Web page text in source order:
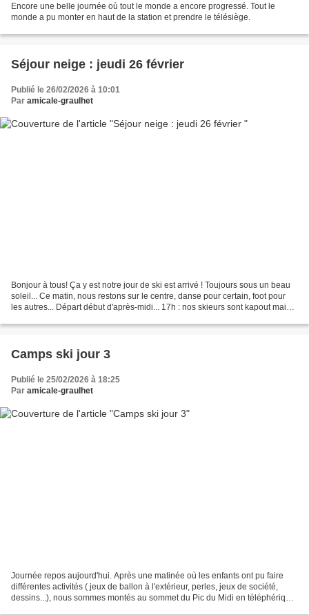
Encore une belle journée où tout le monde a encore progressé. Tout le
monde a pu monter en haut de la station et prendre le télésiège.
Séjour neige : jeudi 26 février
Publié le 26/02/2026 à 10:01
Par amicale-graulhet
Bonjour à tous! Ça y est notre jour de ski est arrivé ! Toujours sous un beau
soleil... Ce matin, nous restons sur le centre, danse pour certain, foot pour
les autres... Départ début d'après-midi... 17h : nos skieurs sont kapout mais
Camps ski jour 3
Publié le 25/02/2026 à 18:25
Par amicale-graulhet
Journée repos aujourd'hui. Après une matinée où les enfants ont pu faire
différentes activités ( jeux de ballon à l'extérieur, perles, jeux de société,
dessins...), nous sommes montés au sommet du Pic du Midi en téléphérique